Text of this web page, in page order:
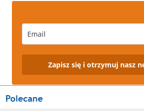
Zapisz się i otrzymuj nasz